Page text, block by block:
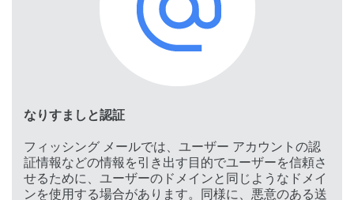
なりすましと認証
フィッシング メールでは、ユーザー アカウントの認
証情報などの情報を引き出す目的でユーザーを信頼さ
せるために、ユーザーのドメインと同じようなドメイ
ンを使用する場合があります。同様に、悪意のある送